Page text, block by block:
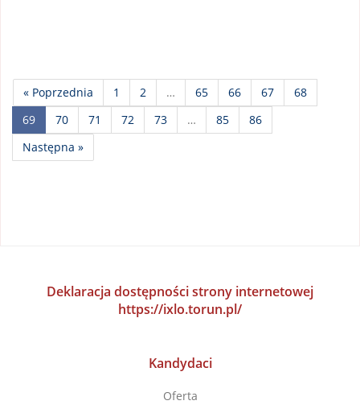
« Poprzednia 1 2 … 65 66 67
68
69
70 71 72 73 … 85
86
Następna »
Deklaracja dostępności strony internetowej
https://ixlo.torun.pl/
Kandydaci
Oferta